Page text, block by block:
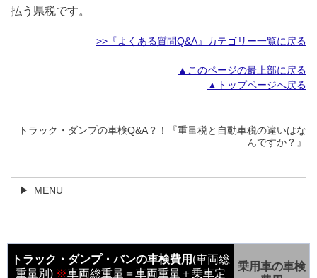
払う県税です。
>>『よくある質問Q&A』カテゴリー一覧に戻る
▲このページの最上部に戻る
▲トップページへ戻る
トラック・ダンプの車検Q&A？！『重量税と自動車税の違いはな
んですか？』
MENU
トラック・ダンプ・バンの車検費用 (車両総
重量別) ※車両総重量＝車両重量＋乗車定
乗用車の車検